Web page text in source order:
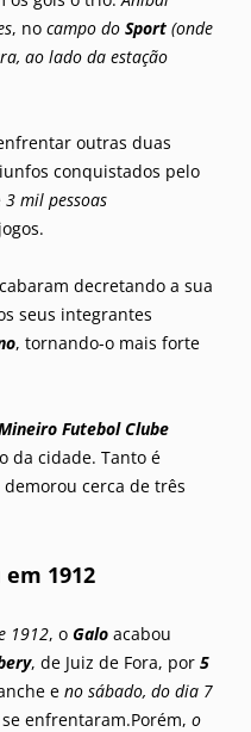
, no campo do Sport (onde
ao lado da estação
outras duas
conquistados pelo
3 mil pessoas
decretando a sua
seus integrantes
, tornando-o mais forte
Futebol Clube
da cidade. Tanto é
cerca de três
1912
1912, o Galo acabou
, de Juiz de Fora, por 5
e no sábado, do dia 7
enfrentaram.Porém, o